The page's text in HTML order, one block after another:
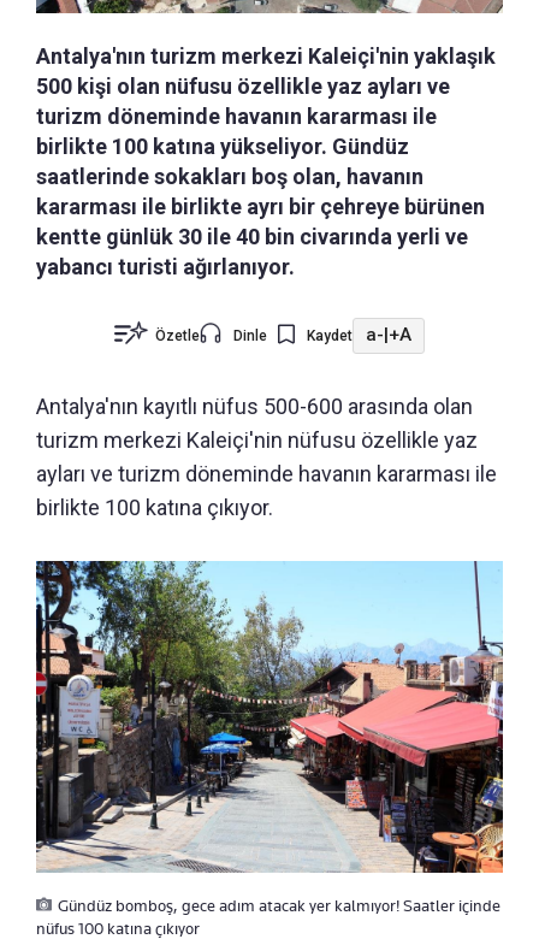
Antalya'nın turizm merkezi Kaleiçi'nin yaklaşık
500 kişi olan nüfusu özellikle yaz ayları ve
turizm döneminde havanın kararması ile
birlikte 100 katına yükseliyor. Gündüz
saatlerinde sokakları boş olan, havanın
kararması ile birlikte ayrı bir çehreye bürünen
kentte günlük 30 ile 40 bin civarında yerli ve
yabancı turisti ağırlanıyor.
Özetle Dinle Kaydet a- +A
Antalya'nın kayıtlı nüfus 500-600 arasında olan
turizm merkezi Kaleiçi'nin nüfusu özellikle yaz
ayları ve turizm döneminde havanın kararması ile
birlikte 100 katına çıkıyor.
Gündüz bomboş, gece adım atacak yer kalmıyor! Saatler içinde
nüfus 100 katına çıkıyor